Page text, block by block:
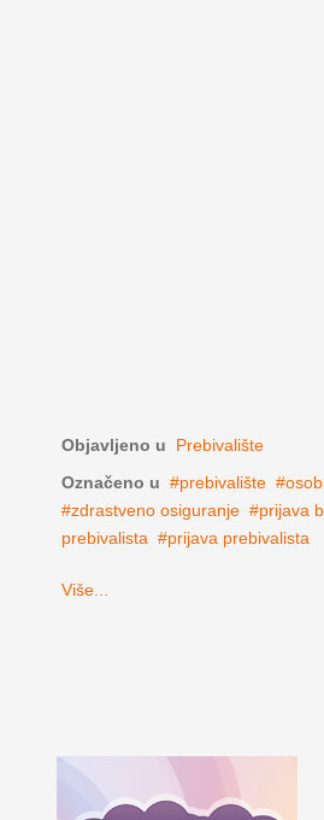
Objavljeno u
Prebivalište
Označeno u
prebivalište
zdrastveno osiguranje
prijava
prebivalista
prijava prebivalista
Više...